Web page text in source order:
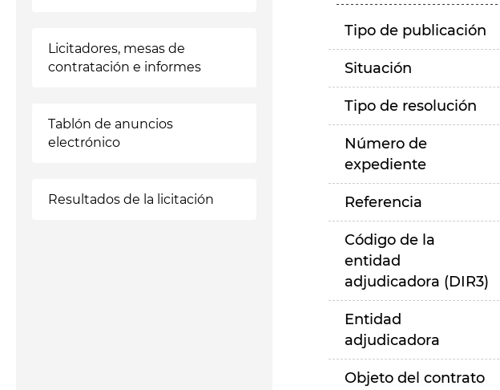
Licitadores, mesas de
contratación e informes
Tablón de anuncios
electrónico
Resultados de la licitación
Tipo de publicación
Situación
Tipo de resolución
Número de
expediente
Referencia
Código de la
entidad
adjudicadora (DIR3)
Entidad
adjudicadora
Objeto del contrato